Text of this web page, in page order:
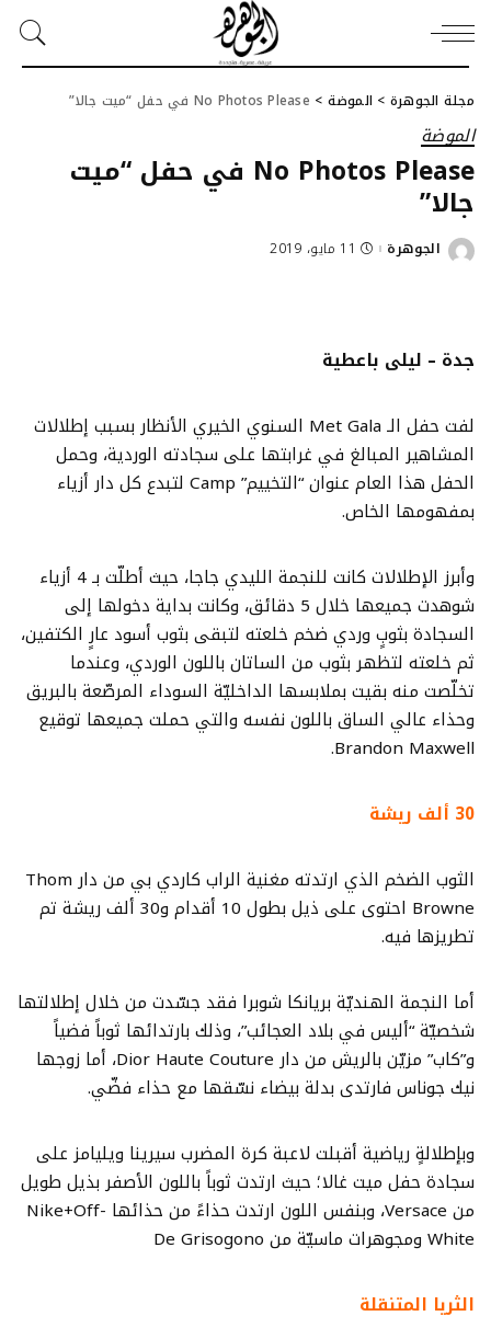
مجلة الجوهرة > الموضة > No Photos Please في حفل “ميت جالا”
الموضة
No Photos Please في حفل “ميت
جالا”
Posted
الجوهرة 11 مايو، 2019
جدة – ليلى باعطية
لفت حفل الـ Met Gala السنوي الخيري الأنظار بسبب إطلالات
المشاهير المبالغ في غرابتها على سجادته الوردية، وحمل
الحفل هذا العام عنوان “التخييم” Camp لتبدع كل دار أزياء
بمفهومها الخاص.
وأبرز الإطلالات كانت للنجمة الليدي جاجا، حيث أطلّت بـ 4 أزياء
شوهدت جميعها خلال 5 دقائق، وكانت بداية دخولها إلى
السجادة بثوبٍ وردي ضخم خلعته لتبقى بثوب أسود عارٍ الكتفين،
ثم خلعته لتظهر بثوب من الساتان باللون الوردي، وعندما
تخلّصت منه بقيت بملابسها الداخليّة السوداء المرصّعة بالبريق
وحذاء عالي الساق باللون نفسه والتي حملت جميعها توقيع
Brandon Maxwell.
30 ألف ريشة
الثوب الضخم الذي ارتدته مغنية الراب كاردي بي من دار Thom
Browne احتوى على ذيل بطول 10 أقدام و30 ألف ريشة تم
تطريزها فيه.
أما النجمة الهنديّة بريانكا شوبرا فقد جسّدت من خلال إطلالتها
شخصيّة “أليس في بلاد العجائب”، وذلك بارتدائها ثوباً فضياً
و”كاب” مزيّن بالريش من دار Dior Haute Couture، أما زوجها
نيك جوناس فارتدى بدلة بيضاء نسّقها مع حذاء فضّي.
وبإطلالةٍ رياضية أقبلت لاعبة كرة المضرب سيرينا ويليامز على
سجادة حفل ميت غالا؛ حيث ارتدت ثوباً باللون الأصفر بذيل طويل
من Versace، وبنفس اللون ارتدت حذاءً من حذائها Nike+Off-
White ومجوهرات ماسيّة من De Grisogono
الثريا المتنقلة